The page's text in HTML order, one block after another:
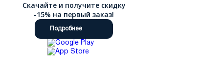
Скачайте и получите скидку
-15% на первый заказ!
Подробнее